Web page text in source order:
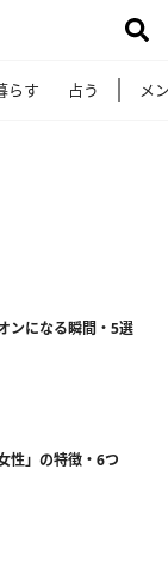
らす 占う メ
ンになる瞬間・5選
性」の特徴・6つ